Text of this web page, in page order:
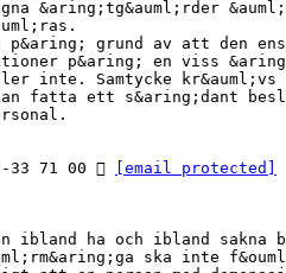
&aring;tg&auml;rder
p&aring; grund av att den
p&aring; en viss
inte. Samtycke
fatta ett s&aring;dant
33 71 00 
[email protected]
ibland ha och ibland sakna
ska inte